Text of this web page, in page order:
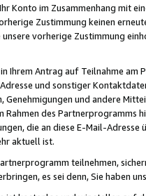
Konto im Zusammenhang mit
Zustimmung keinen
unsere vorherige Zustimmung
Ihrem Antrag auf Teilnahme
und sonstiger
Genehmigungen und andere
des Partnerprogramms
die an diese E-Mail-
aktuell ist.
teilnehmen,
es sei denn, Sie haben